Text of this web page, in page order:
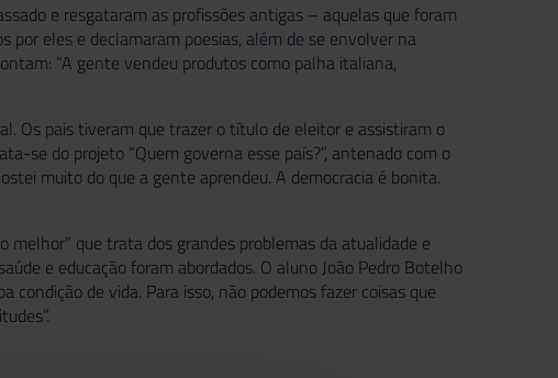
e resgataram as profissões antigas – aquelas que foram
eles e declamaram poesias, além de se envolver na
“A gente vendeu produtos como palha italiana,
Os pais tiveram que trazer o título de eleitor e assistiram o
se do projeto “Quem governa esse país?”, antenado com o
muito do que a gente aprendeu. A democracia é bonita.
melhor” que trata dos grandes problemas da atualidade e
e educação foram abordados. O aluno João Pedro Botelho
de vida. Para isso, não podemos fazer coisas que